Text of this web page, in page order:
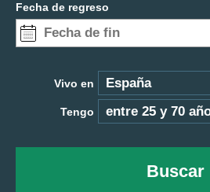
Fecha de regreso
Vivo en
Tengo
Buscar